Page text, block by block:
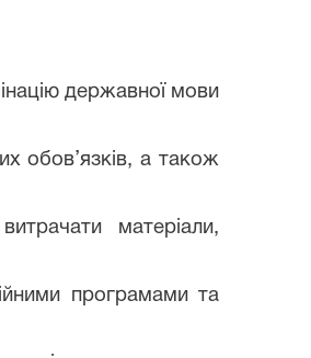
державної мови
обов’язків, а також
матеріали,
програмами та